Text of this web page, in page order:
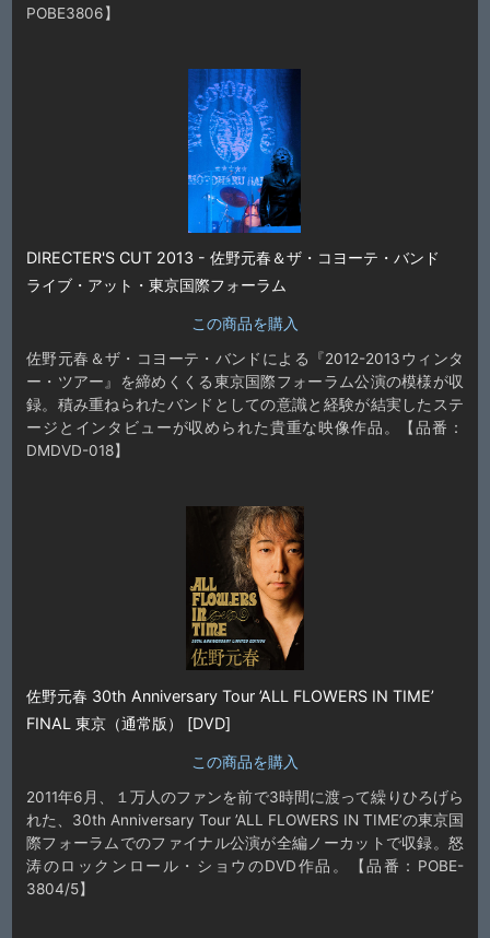
POBE3806】
DIRECTER'S CUT 2013 - 佐野元春＆ザ・コヨーテ・バンド
ライブ・アット・東京国際フォーラム
この商品を購入
佐野元春＆ザ・コヨーテ・バンドによる『2012-2013ウィンタ
ー・ツアー』を締めくくる東京国際フォーラム公演の模様が収
録。積み重ねられたバンドとしての意識と経験が結実したステ
ージとインタビューが収められた貴重な映像作品。【品番：
DMDVD-018】
佐野元春 30th Anniversary Tour ’ALL FLOWERS IN TIME’
FINAL 東京（通常版） [DVD]
この商品を購入
2011年6月、１万人のファンを前で3時間に渡って繰りひろげら
れた、30th Anniversary Tour ’ALL FLOWERS IN TIME’の東京国
際フォーラムでのファイナル公演が全編ノーカットで収録。怒
涛のロックンロール・ショウのDVD作品。【品番：POBE-
3804/5】